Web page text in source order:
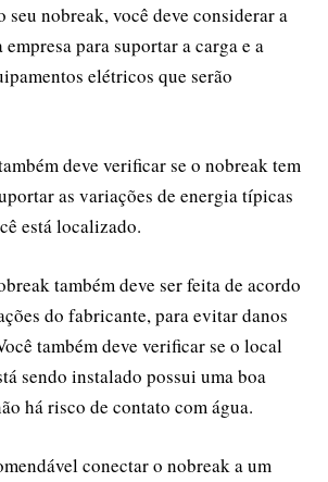
seu nobreak, você deve considerar a
empresa para suportar a carga e a
elétricos que serão
deve verificar se o nobreak tem
as variações de energia típicas
está localizado.
também deve ser feita de acordo
do fabricante, para evitar danos
também deve verificar se o local
sendo instalado possui uma boa
há risco de contato com água.
conectar o nobreak a um